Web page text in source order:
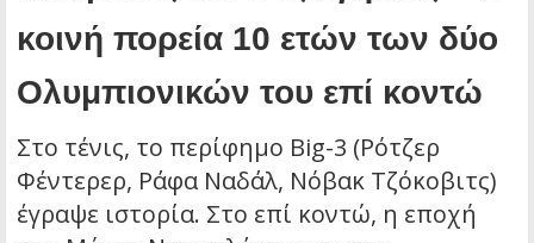
κοινή πορεία 10 ετών των δύο
Ολυμπιονικών του επί κοντώ
Στο τένις, το περίφημο Big-3 (Ρότζερ
Φέντερερ, Ράφα Ναδάλ, Νόβακ Τζόκοβιτς)
έγραψε ιστορία. Στο επί κοντώ, η εποχή